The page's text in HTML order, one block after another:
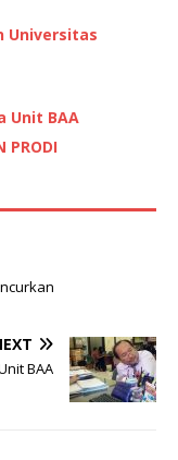
Universitas
Unit BAA
PRODI
BAA